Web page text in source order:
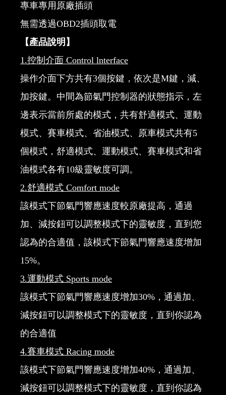
專車專用原廠插頭
無需透過OBD2插頭取電
【產品說明】
1.控制介面 Control lnterface
操作介面下方共有3個按鍵，依次是M鍵，減、
加按鍵。中間為節氣門控制器的狀態指示，左
邊表示當前所處的模式，共有舒適模式、運動
模式、賽車模式、省油模式、原車模式共有5
個模式，舒適模式、運動模式、賽車模式和省
油模式各有10級靈敏度可調。
2.舒適模式 Comfort mode
該模式下節氣門響應速度較原廠提高，通過
加、減按鈕可以調整模式下的靈敏度，直到您
認為的合適值，該模式下節氣門響應速度增加
15%。
3.運動模式 Sports mode
該模式下節氣門響應速度增加30%，通過加、
減按鈕可以調整模式下的靈敏度，直到你認為
的合適值
4.賽車模式 Racing mode
該模式下節氣門響應速度增加40%，通過加、
減按鈕可以調整模式下的靈敏度，直到你認為